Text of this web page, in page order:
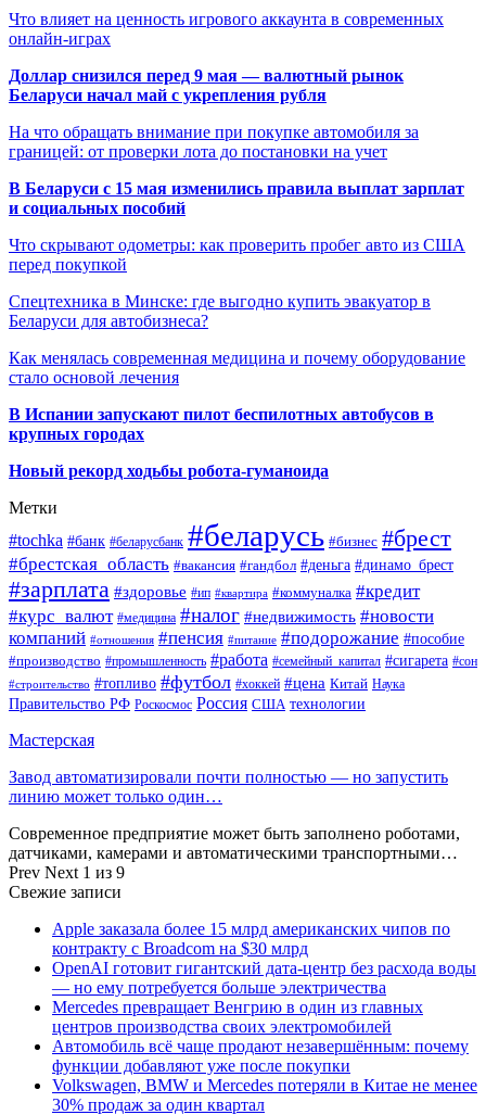
Что влияет на ценность игрового аккаунта в современных
онлайн-играх
Доллар снизился перед 9 мая — валютный рынок
Беларуси начал май с укрепления рубля
На что обращать внимание при покупке автомобиля за
границей: от проверки лота до постановки на учет
В Беларуси с 15 мая изменились правила выплат зарплат
и социальных пособий
Что скрывают одометры: как проверить пробег авто из США
перед покупкой
Спецтехника в Минске: где выгодно купить эвакуатор в
Беларуси для автобизнеса?
Как менялась современная медицина и почему оборудование
стало основой лечения
В Испании запускают пилот беспилотных автобусов в
крупных городах
Новый рекорд ходьбы робота-гуманоида
Метки
#tochka #банк #беларусбанк #беларусь #бизнес #брест
#брестская_область #вакансия #гандбол #деньга #динамо_брест
#зарплата #здоровье #ип #квартира #коммуналка #кредит
#курс_валют #медицина #налог #недвижимость #новости
компаний #отношения #пенсия #питание #подорожание #пособие
#производство #промышленность #работа #семейный_капитал #сигарета #сон
#строительство #топливо #футбол #хоккей #цена Китай Наука
Правительство РФ Роскосмос Россия США технологии
Мастерская
Завод автоматизировали почти полностью — но запустить
линию может только один…
Современное предприятие может быть заполнено роботами,
датчиками, камерами и автоматическими транспортными…
Prev Next 1 из 9
Свежие записи
Apple заказала более 15 млрд американских чипов по
контракту с Broadcom на $30 млрд
OpenAI готовит гигантский дата-центр без расхода воды
— но ему потребуется больше электричества
Mercedes превращает Венгрию в один из главных
центров производства своих электромобилей
Автомобиль всё чаще продают незавершённым: почему
функции добавляют уже после покупки
Volkswagen, BMW и Mercedes потеряли в Китае не менее
30% продаж за один квартал